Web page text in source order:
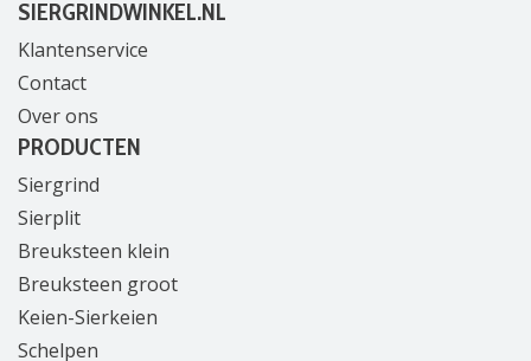
SIERGRINDWINKEL.NL
Klantenservice
Contact
Over ons
PRODUCTEN
Siergrind
Sierplit
Breuksteen klein
Breuksteen groot
Keien-Sierkeien
Schelpen